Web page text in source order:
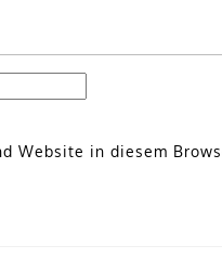
Website in diesem